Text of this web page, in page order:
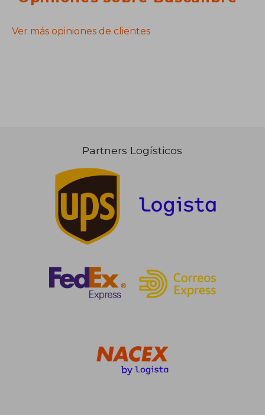
Ver más opiniones de clientes
Partners Logísticos